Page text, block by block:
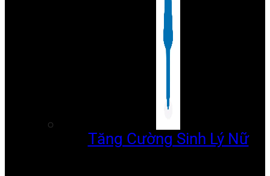
Tăng Cường Sinh Lý Nữ